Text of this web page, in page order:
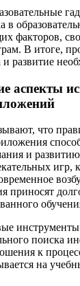
в
факторов,
В итоге,
и развитие
аспекты
что
и
игр,
приносят
поиска
к
на